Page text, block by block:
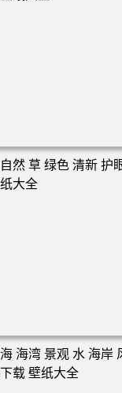
码头 湖泊 山脉 蓝色
草 绿色 清新 护眼 电